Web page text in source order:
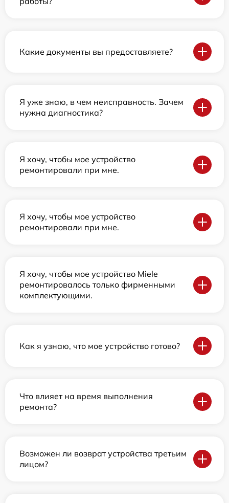
Какие документы вы предоставляете?
Я уже знаю, в чем неисправность. Зачем
нужна диагностика?
Я хочу, чтобы мое устройство
ремонтировали при мне.
Я хочу, чтобы мое устройство
ремонтировали при мне.
Я хочу, чтобы мое устройство Miele
ремонтировалось только фирменными
комплектующими.
Как я узнаю, что мое устройство готово?
Что влияет на время выполнения
ремонта?
Возможен ли возврат устройства третьим
лицом?